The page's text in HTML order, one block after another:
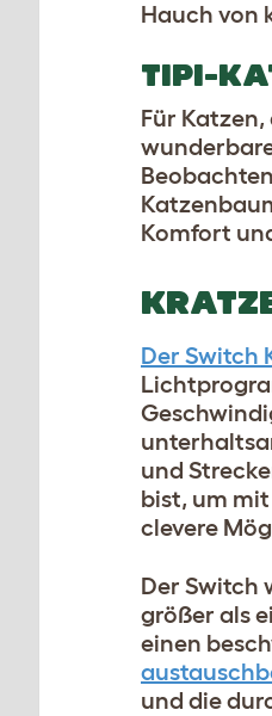
Hauch von
TIPI-
Für
Komfort
Der Switch
und
bist, um
clevere
Der Switch
größer als
einen
und die